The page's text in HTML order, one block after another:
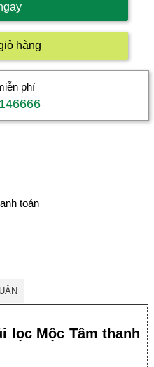
hàng
phí
toán
lọc Mộc Tâm thanh